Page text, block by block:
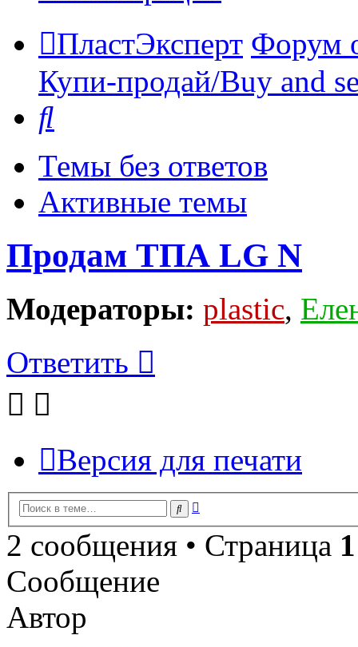
ПластЭксперт Форум
Купи-продай/Buy and
Темы без ответов
Активные темы
Продам ТПА LG N
Модераторы: plastic,
Ответить
Версия для печати
Поиск
2 сообщения • Страница 1
Сообщение
Автор